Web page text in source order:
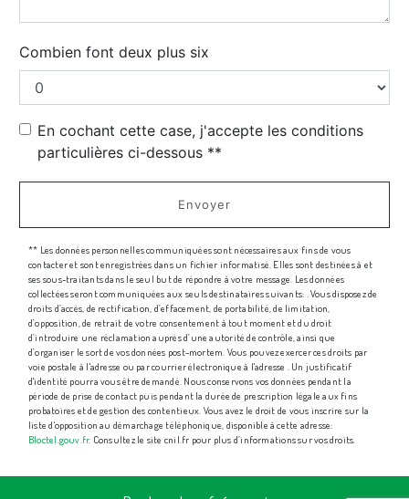
Combien font deux plus six
En cochant cette case, j'accepte les conditions
particulières ci-dessous **
Envoyer
** Les données personnelles communiquées sont nécessaires aux fins de vous
contacter et sont enregistrées dans un fichier informatisé. Elles sont destinées à et
ses sous-traitants dans le seul but de répondre à votre message. Les données
collectées seront communiquées aux seuls destinataires suivants: . Vous disposez de
droits d’accès, de rectification, d’effacement, de portabilité, de limitation,
d’opposition, de retrait de votre consentement à tout moment et du droit
d’introduire une réclamation auprès d’une autorité de contrôle, ainsi que
d’organiser le sort de vos données post-mortem. Vous pouvez exercer ces droits par
voie postale à l'adresse ou par courrier électronique à l'adresse . Un justificatif
d'identité pourra vous être demandé. Nous conservons vos données pendant la
période de prise de contact puis pendant la durée de prescription légale aux fins
probatoires et de gestion des contentieux. Vous avez le droit de vous inscrire sur la
liste d'opposition au démarchage téléphonique, disponible à cette adresse:
Bloctel.gouv.fr. Consultez le site cnil.fr pour plus d’informations sur vos droits.